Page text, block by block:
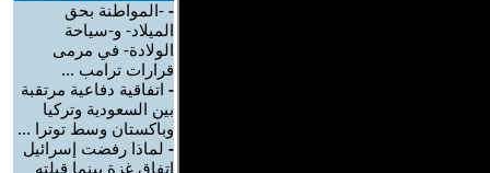
- -المواطنة بحق
الميلاد- و-سياحة
الولادة- في مرمى
قرارات ترامب ...
- اتفاقية دفاعية مرتقبة
بين السعودية وتركيا
وباكستان وسط توترا ...
- لماذا رفضت إسرائيل
اتفاق غزة بينما قبلته